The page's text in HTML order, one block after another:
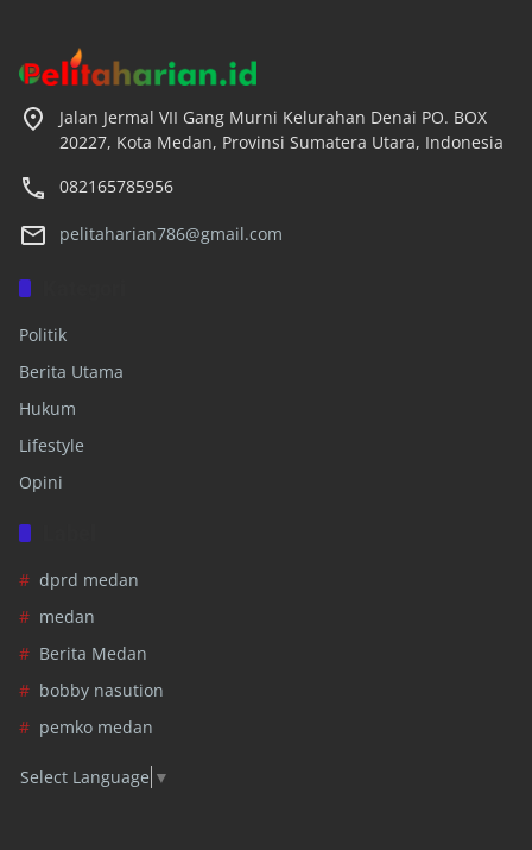
Jalan Jermal VII Gang Murni Kelurahan Denai PO. BOX
20227, Kota Medan, Provinsi Sumatera Utara, Indonesia
082165785956
pelitaharian786@gmail.com
Politik
Berita Utama
Hukum
Lifestyle
Opini
dprd medan
medan
Berita Medan
bobby nasution
pemko medan
Select Language ▼